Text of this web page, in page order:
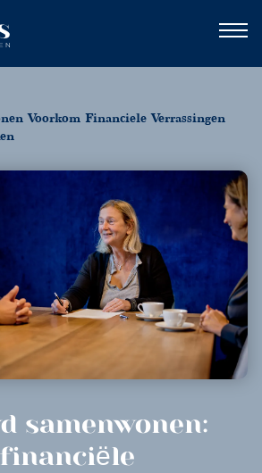
Voorkom Financiele Verrassingen
samenwonen: